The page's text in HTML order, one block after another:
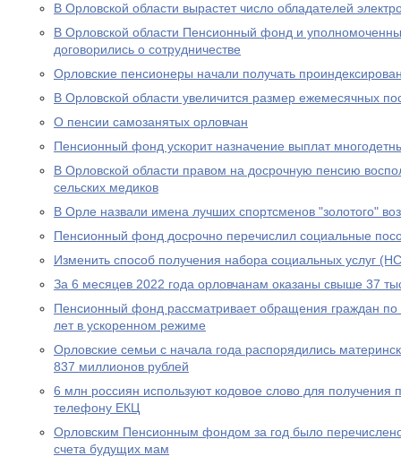
В Орловской области вырастет число обладателей
В Орловской области Пенсионный фонд и
договорились о сотрудничестве
Орловские пенсионеры начали получать
В Орловской области увеличится размер ежемесячных
О пенсии самозанятых орловчан
Пенсионный фонд ускорит назначение выплат
В Орловской области правом на досрочную пенсию
сельских медиков
В Орле назвали имена лучших спортсменов "золотого"
Пенсионный фонд досрочно перечислил социальные
Изменить способ получения набора социальных услуг
За 6 месяцев 2022 года орловчанам оказаны свыше 37
Пенсионный фонд рассматривает обращения граждан по
лет в ускоренном режиме
Орловские семьи с начала года распорядились
837 миллионов рублей
6 млн россиян используют кодовое слово для получения
телефону ЕКЦ
Орловским Пенсионным фондом за год было
счета будущих мам